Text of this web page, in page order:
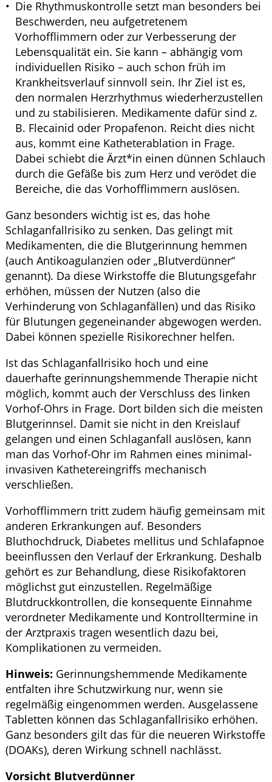
Die Rhythmuskontrolle setzt man besonders bei
Beschwerden, neu aufgetretenem
Vorhofflimmern oder zur Verbesserung der
Lebensqualität ein. Sie kann – abhängig vom
individuellen Risiko – auch schon früh im
Krankheitsverlauf sinnvoll sein. Ihr Ziel ist es,
den normalen Herzrhythmus wiederherzustellen
und zu stabilisieren. Medikamente dafür sind z.
B. Flecainid oder Propafenon. Reicht dies nicht
aus, kommt eine Katheterablation in Frage.
Dabei schiebt die Ärzt*in einen dünnen Schlauch
durch die Gefäße bis zum Herz und verödet die
Bereiche, die das Vorhofflimmern auslösen.
Ganz besonders wichtig ist es, das hohe
Schlaganfallrisiko zu senken. Das gelingt mit
Medikamenten, die die Blutgerinnung hemmen
(auch Antikoagulanzien oder „Blutverdünner“
genannt). Da diese Wirkstoffe die Blutungsgefahr
erhöhen, müssen der Nutzen (also die
Verhinderung von Schlaganfällen) und das Risiko
für Blutungen gegeneinander abgewogen werden.
Dabei können spezielle Risikorechner helfen.
Ist das Schlaganfallrisiko hoch und eine
dauerhafte gerinnungshemmende Therapie nicht
möglich, kommt auch der Verschluss des linken
Vorhof-Ohrs in Frage. Dort bilden sich die meisten
Blutgerinnsel. Damit sie nicht in den Kreislauf
gelangen und einen Schlaganfall auslösen, kann
man das Vorhof-Ohr im Rahmen eines minimal-
invasiven Kathetereingriffs mechanisch
verschließen.
Vorhofflimmern tritt zudem häufig gemeinsam mit
anderen Erkrankungen auf. Besonders
Bluthochdruck, Diabetes mellitus und Schlafapnoe
beeinflussen den Verlauf der Erkrankung. Deshalb
gehört es zur Behandlung, diese Risikofaktoren
möglichst gut einzustellen. Regelmäßige
Blutdruckkontrollen, die konsequente Einnahme
verordneter Medikamente und Kontrolltermine in
der Arztpraxis tragen wesentlich dazu bei,
Komplikationen zu vermeiden.
Hinweis: Gerinnungshemmende Medikamente
entfalten ihre Schutzwirkung nur, wenn sie
regelmäßig eingenommen werden. Ausgelassene
Tabletten können das Schlaganfallrisiko erhöhen.
Ganz besonders gilt das für die neueren Wirkstoffe
(DOAKs), deren Wirkung schnell nachlässt.
Vorsicht Blutverdünner